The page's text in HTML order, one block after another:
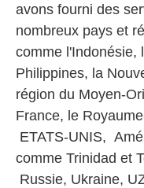
avons fourni des
nombreux pays et
comme l'Indonésie,
Philippines, la
région du Moyen-
France, le
ETATS-UNIS,
comme Trinidad et
Russie, Ukraine,